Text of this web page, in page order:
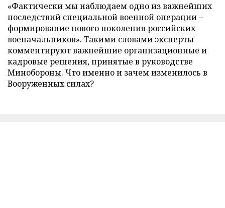
«Фактически мы наблюдаем одно из важнейших
последствий специальной военной операции –
формирование нового поколения российских
военачальников». Такими словами эксперты
комментируют важнейшие организационные и
кадровые решения, принятые в руководстве
Минобороны. Что именно и зачем изменилось в
Вооруженных силах?